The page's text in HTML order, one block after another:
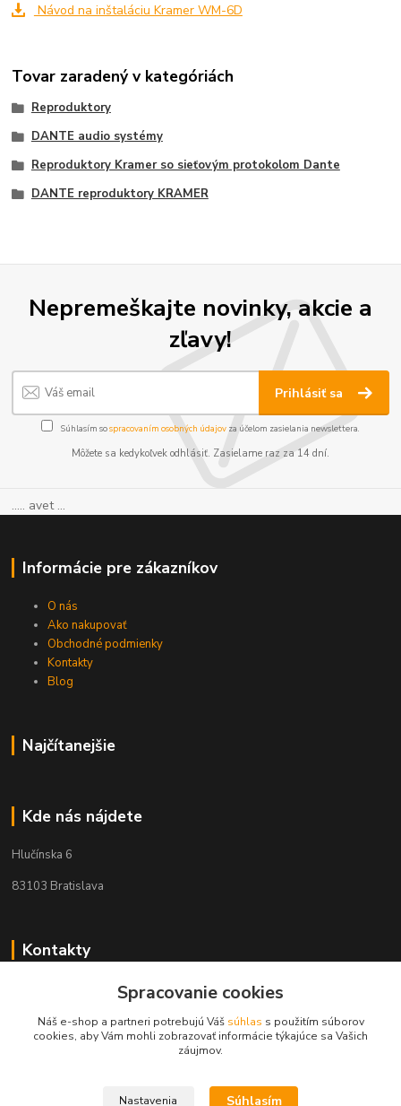
Návod na inštaláciu Kramer WM-6D
Tovar zaradený v kategóriách
Reproduktory
DANTE audio systémy
Reproduktory Kramer so sieťovým protokolom Dante
DANTE reproduktory KRAMER
Nepremeškajte novinky, akcie a
zľavy!
Prihlásiť sa
Súhlasím sospracovaním osobných údajov za účelom zasielania newslettera.
Môžete sa kedykoľvek odhlásiť. Zasielame raz za 14 dní.
..... avet ...
Informácie pre zákazníkov
O nás
Ako nakupovať
Obchodné podmienky
Kontakty
Blog
Najčítanejšie
Kde nás nájdete
Hlučínska 6
83103 Bratislava
Kontakty
+421 908 678 479
info@audiovideoshop.sk
Spracovanie cookies
Náš e-shop a partneri potrebujú Váš súhlas s použitím súborov
cookies, aby Vám mohli zobrazovať informácie týkajúce sa Vašich
záujmov.
Nastavenia Súhlasím